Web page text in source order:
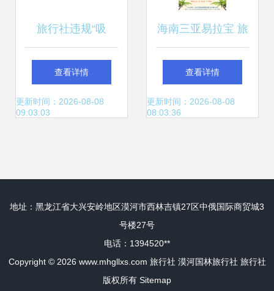
旅行社违规“吸
金”模式闯大祸 “旅
游+互联网+金
查看详情
更新时间：2026-08-08
09:03:03
海南三亚易拉宝 旅
行社营销利器与设
计要点解析
查看详情
更新时间：2026-08-08
08:03:36
地址：黑龙江省大兴安岭地区漠河市西林吉镇27区中俄国际商贸城3
号楼27号
电话：1394520**
Copyright © 2026 www.mhgllxs.com 旅行社 漠河国林旅行社 旅行社
版权所有 Sitemap